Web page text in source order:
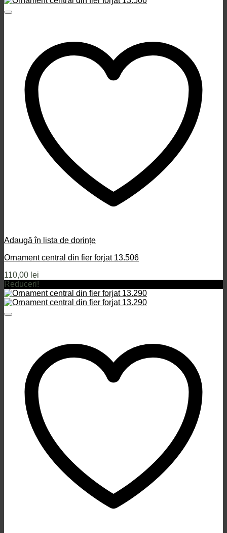
Adaugă în lista de dorințe
Ornament central din fier forjat 13.506
110,00 lei
Reduceri!